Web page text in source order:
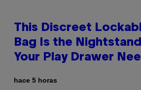
This Discreet
Bag Is the
Your Play Drawer
hace 5 horas